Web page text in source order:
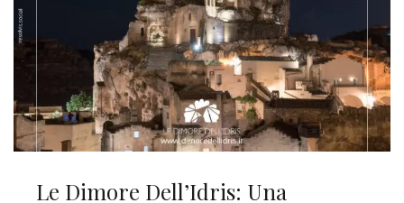
Le Dimore Dell’Idris: Una